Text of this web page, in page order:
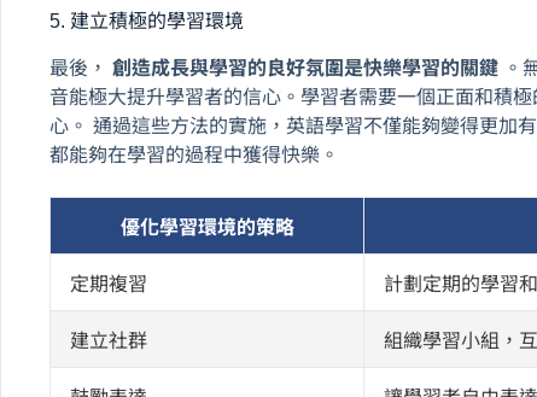
5. 建立積極的學習環境
最後， 創造成長與學習的良好氛圍是快樂學習的關鍵 。
音能極大提升學習者的信心。學習者需要一個正面和積
心。 通過這些方法的實施，英語學習不僅能夠變得更加
都能夠在學習的過程中獲得快樂。
優化學習環境的策略
定期複習 計劃定期的學習
建立社群 組織學習小組，